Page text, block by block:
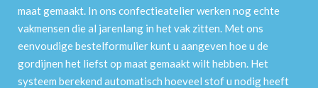
maat gemaakt. In ons confectieatelier werken nog echte
vakmensen die al jarenlang in het vak zitten. Met ons
eenvoudige bestelformulier kunt u aangeven hoe u de
gordijnen het liefst op maat gemaakt wilt hebben. Het
systeem berekend automatisch hoeveel stof u nodig heeft